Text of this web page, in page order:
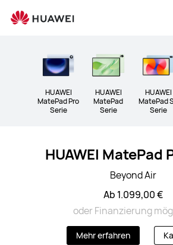
HUAWEI
MatePad Pro
Serie
HUAWEI
MatePad
Serie
HUAWEI
MatePad
Serie
HUAWEI MatePad
Beyond Air
Ab 1.099,00 €
oder Finanzierung
Mehr erfahren